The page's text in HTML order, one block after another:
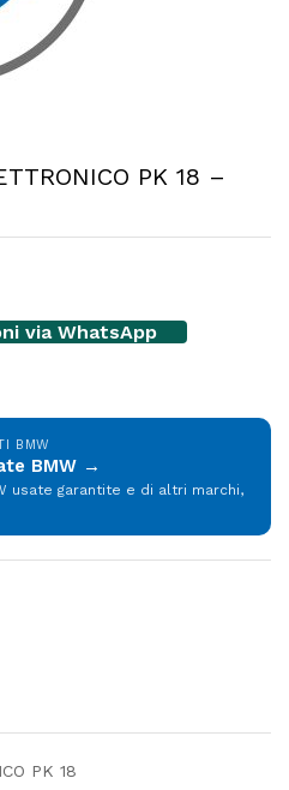
PK 18 –
via WhatsApp
BMW
BMW →
usate garantite e di altri marchi,
PK 18